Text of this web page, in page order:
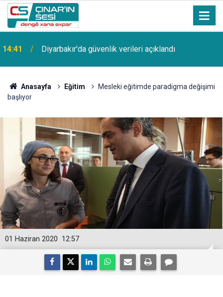
14:41 Diyarbakır'da güvenlik verileri açıklandı
Anasayfa Eğitim
Mesleki eğitimde paradigma değişimi
başlıyor
12:57
01 Haziran 2020